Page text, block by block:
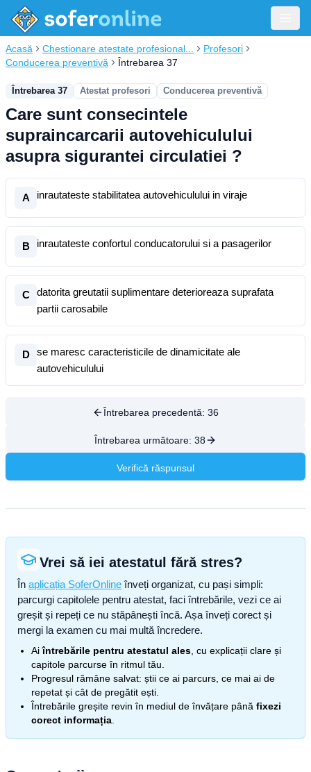
Acasă Chestionare atestate profesional...
Profesori
Conducerea preventivă
Întrebarea 37
Întrebarea 37 Atestat profesori Conducerea preventivă
Care sunt consecintele
supraincarcarii autovehiculului
asupra sigurantei circulatiei ?
A inrautateste stabilitatea autovehiculului in viraje
B inrautateste confortul conducatorului si a pasagerilor
C
datorita greutatii suplimentare deterioreaza suprafata
partii carosabile
D
se maresc caracteristicile de dinamicitate ale
autovehiculului
Întrebarea precedentă: 36
Întrebarea următoare: 38
Verifică răspunsul
Vrei să iei atestatul fără stres?
În aplicația SoferOnline înveți organizat, cu pași simpli:
parcurgi capitolele pentru atestat, faci întrebările, vezi ce ai
greșit și repeți ce nu stăpânești încă. Așa înveți corect și
mergi la examen cu mai multă încredere.
Aiîntrebările pentru atestatul ales , cu explicații clare și
capitole parcurse în ritmul tău.
Progresul rămâne salvat: știi ce ai parcurs, ce mai ai de
repetat și cât de pregătit ești.
Întrebările greșite revin în mediul de învățare până fixezi
corect informația